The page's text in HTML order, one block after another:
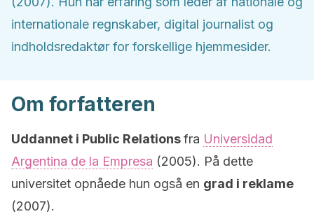
internationale regnskaber, digital journalist og
indholdsredaktør for forskellige hjemmesider.
Om forfatteren
Uddannet i Public Relationsfra Universidad
Argentina de la Empresa (2005). På dette
universitet opnåede hun også en grad i reklame
(2007).